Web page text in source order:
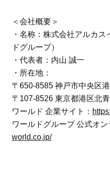
＜会社概要＞
・名称：株式会社アルカ
ドグループ）
・代表者：内山 誠一
・所在地：
〒650-8585 神戸市中央区
〒107-8526 東京都港区北
ワールド 企業サイト：
ワールドグループ 公式オン
world.co.jp/